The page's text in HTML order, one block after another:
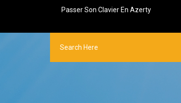
Passer Son Clavier En Azerty